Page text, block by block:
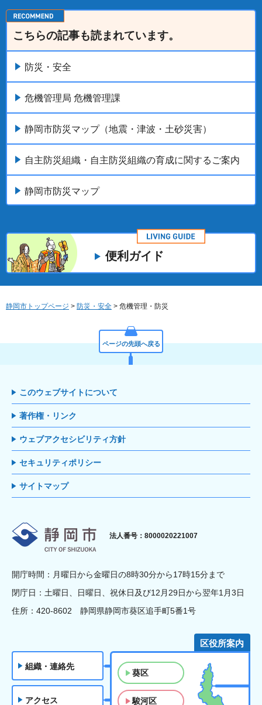
こちらの記事も読まれています。
防災・安全
危機管理局 危機管理課
静岡市防災マップ（地震・津波・土砂災害）
自主防災組織・自主防災組織の育成に関するご案内
静岡市防災マップ
便利ガイド
静岡市トップページ > 防災・安全 > 危機管理・防災
ページの先頭へ戻る
このウェブサイトについて
著作権・リンク
ウェブアクセシビリティ方針
セキュリティポリシー
サイトマップ
静岡市
法人番号：8000020221007
開庁時間：月曜日から金曜日の8時30分から17時15分まで
閉庁日：土曜日、日曜日、祝休日及び12月29日から翌年1月3日
住所：420-8602 静岡県静岡市葵区追手町5番1号
組織・連絡先
アクセス
区役所案内
葵区
駿河区